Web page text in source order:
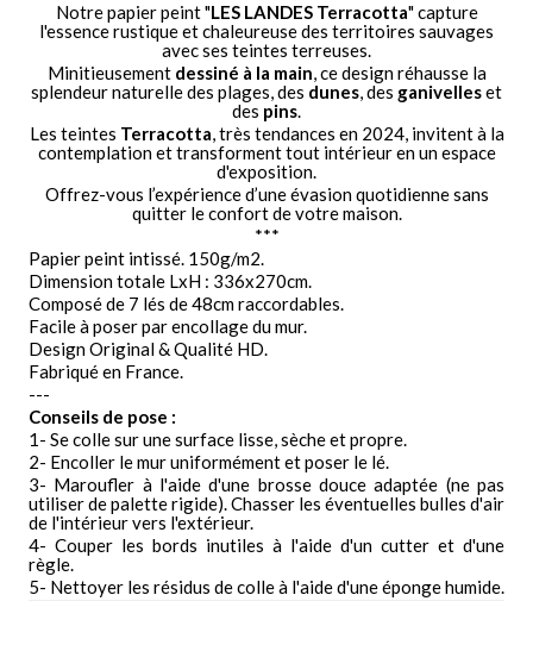
Notre papier peint "LES LANDES Terracotta" capture
l'essence rustique et chaleureuse des territoires sauvages
avec ses teintes terreuses.
Minitieusement dessiné à la main, ce design réhausse la
splendeur naturelle des plages, des dunes, des ganivelleset
des pins.
Les teintes Terracotta, très tendances en 2024, invitent à la
contemplation et transforment tout intérieur en un espace
d'exposition.
Offrez-vous l’expérience d’une évasion quotidienne sans
quitter le confort de votre maison.
***
Papier peint intissé. 150g/m2.
Dimension totale LxH : 336x270cm.
Composé de 7 lés de 48cm raccordables.
Facile à poser par encollage du mur.
Design Original & Qualité HD.
Fabriqué en France.
---
Conseils de pose :
1- Se colle sur une surface lisse, sèche et propre.
2- Encoller le mur uniformément et poser le lé.
3- Maroufler à l'aide d'une brosse douce adaptée (ne pas
utiliser de palette rigide). Chasser les éventuelles bulles d'air
de l'intérieur vers l'extérieur.
4- Couper les bords inutiles à l'aide d'un cutter et d'une
règle.
5- Nettoyer les résidus de colle à l'aide d'une éponge humide.